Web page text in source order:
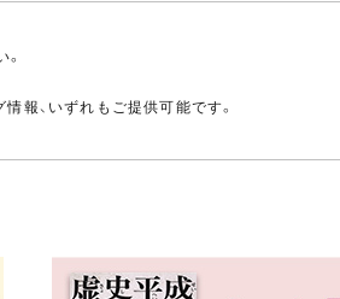
報、いずれもご提供可能です。